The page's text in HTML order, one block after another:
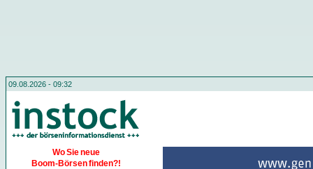
09.08.2026 - 09:32
Wo Sie neue
Boom-Börsen finden?!